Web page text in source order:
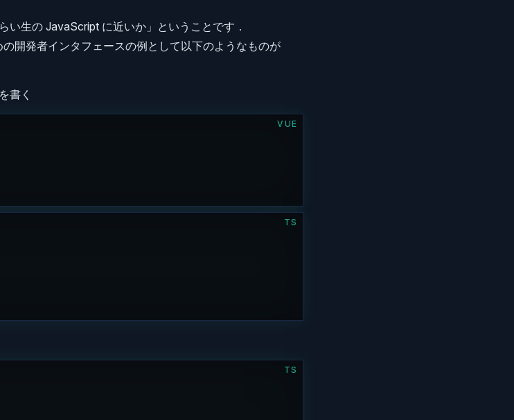
い生の JavaScript に近いか」ということです．
開発者インタフェースの例として以下のようなものが
書く
VUE
TS
TS